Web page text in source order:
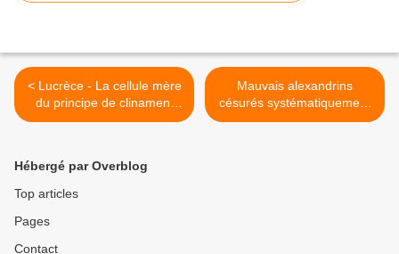
< Lucrèce - La cellule mère
du principe de clinamen,
''déclinaison'', ''déviation''.
rerum'' de Lucrèce, Livre II,
(217 à 292)traduction
complète de Henri Clouard.
Mauvais alexandrins
césurés systématiquement
à l' hémistiche, devenus
Hébergé par Overblog
Top articles
Pages
Contact